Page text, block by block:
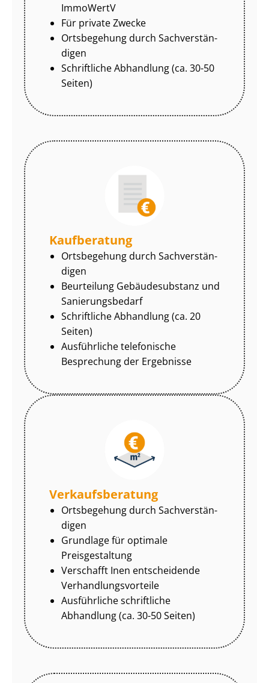
ImmoWertV
Für private Zwecke
Ortsbegehung durch Sach­ver­stän­
di­gen
Schriftliche Abhandlung (ca. 30-50
Seiten)
Kaufberatung
Ortsbegehung durch Sach­ver­stän­
di­gen
Beurteilung Gebäudesubstanz und
Sa­nie­rungs­be­darf
Schriftliche Abhandlung (ca. 20
Seiten)
Ausführliche telefonische
Besprechung der Ergebnisse
Ver­kaufs­be­ra­tung
Ortsbegehung durch Sach­ver­stän­
di­gen
Grundlage für optimale
Preisgestaltung
Verschafft Inen entscheidende
Ver­hand­lungs­vor­tei­le
Ausführliche schriftliche
Abhandlung (ca. 30-50 Seiten)